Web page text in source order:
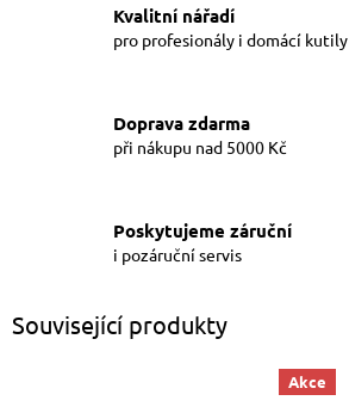
Kvalitní nářadí
pro profesionály i domácí kutily
Doprava zdarma
při nákupu nad 5000 Kč
Poskytujeme záruční
i pozáruční servis
Související produkty
Akce